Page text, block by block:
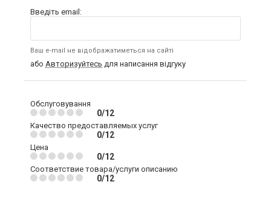
Введіть email:
Ваш e-mail не відображатиметься на сайті
або Авторизуйтесь для написання відгуку
Обслуговування
0/12
Качество предоставляемых услуг
0/12
Цена
0/12
Соответствие товара/услуги описанию
0/12